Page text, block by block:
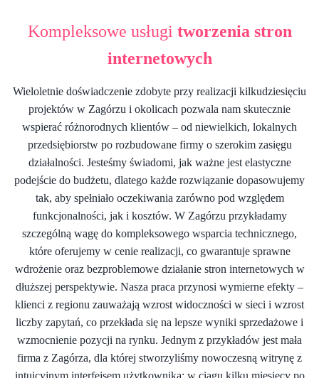
Kompleksowe usługi tworzenia stron
internetowych
Wieloletnie doświadczenie zdobyte przy realizacji kilkudziesięciu
projektów w Zagórzu i okolicach pozwala nam skutecznie
wspierać różnorodnych klientów – od niewielkich, lokalnych
przedsiębiorstw po rozbudowane firmy o szerokim zasięgu
działalności. Jesteśmy świadomi, jak ważne jest elastyczne
podejście do budżetu, dlatego każde rozwiązanie dopasowujemy
tak, aby spełniało oczekiwania zarówno pod względem
funkcjonalności, jak i kosztów. W Zagórzu przykładamy
szczególną wagę do kompleksowego wsparcia technicznego,
które oferujemy w cenie realizacji, co gwarantuje sprawne
wdrożenie oraz bezproblemowe działanie stron internetowych w
dłuższej perspektywie. Nasza praca przynosi wymierne efekty –
klienci z regionu zauważają wzrost widoczności w sieci i wzrost
liczby zapytań, co przekłada się na lepsze wyniki sprzedażowe i
wzmocnienie pozycji na rynku. Jednym z przykładów jest mała
firma z Zagórza, dla której stworzyliśmy nowoczesną witrynę z
intuicyjnym interfejsem użytkownika; w ciągu kilku miesięcy po